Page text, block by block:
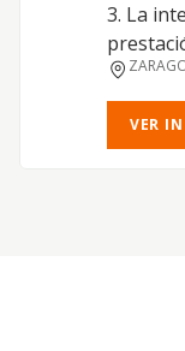
3. La
VER